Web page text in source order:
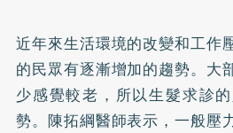
近年來生活環境的改變和工作
的民眾有逐漸增加的趨勢。大
少感覺較老，所以生髮求診
勢。陳拓綱醫師表示，一般壓